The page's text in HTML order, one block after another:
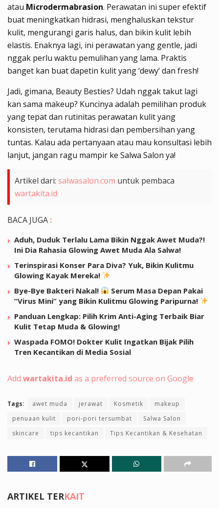
atau Microdermabrasion. Perawatan ini super efektif
buat meningkatkan hidrasi, menghaluskan tekstur
kulit, mengurangi garis halus, dan bikin kulit lebih
elastis. Enaknya lagi, ini perawatan yang gentle, jadi
nggak perlu waktu pemulihan yang lama. Praktis
banget kan buat dapetin kulit yang ‘dewy’ dan fresh!
Jadi, gimana, Beauty Besties? Udah nggak takut lagi
kan sama makeup? Kuncinya adalah pemilihan produk
yang tepat dan rutinitas perawatan kulit yang
konsisten, terutama hidrasi dan pembersihan yang
tuntas. Kalau ada pertanyaan atau mau konsultasi lebih
lanjut, jangan ragu mampir ke Salwa Salon ya!
Artikel dari: salwasalon.com untuk pembaca
wartakita.id
BACA JUGA :
Aduh, Duduk Terlalu Lama Bikin Nggak Awet Muda?!
Ini Dia Rahasia Glowing Awet Muda Ala Salwa!
Terinspirasi Konser Para Diva? Yuk, Bikin Kulitmu
Glowing Kayak Mereka!
Bye-Bye Bakteri Nakal!
Serum Masa Depan Pakai
“Virus Mini” yang Bikin Kulitmu Glowing Paripurna!
Panduan Lengkap: Pilih Krim Anti-Aging Terbaik Biar
Kulit Tetap Muda & Glowing!
Waspada FOMO! Dokter Kulit Ingatkan Bijak Pilih
Tren Kecantikan di Media Sosial
Add wartakita.id as a preferred source on Google
Tags: awet muda jerawat Kosmetik
makeup
penuaan kulit
pori-pori tersumbat
Salwa Salon
skincare
tips kecantikan Tips Kecantikan & Kesehatan
ARTIKEL TERKAIT